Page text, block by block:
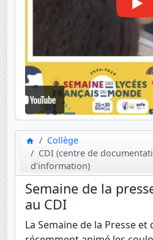
Collège
CDI (centre de
d'information)
Semaine de la
au CDI
La Semaine de la Presse et